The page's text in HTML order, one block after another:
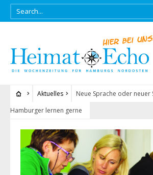
Aktuelles
Neue Sprache oder neuer
Hamburger lernen gerne